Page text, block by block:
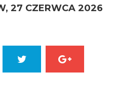
27 CZERWCA 2026